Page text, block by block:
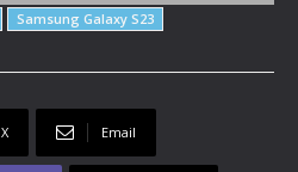
Samsung Galaxy S23
X Email